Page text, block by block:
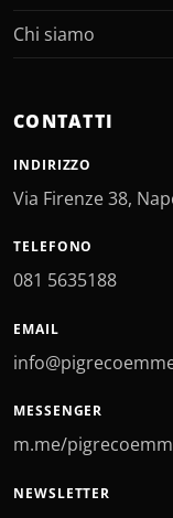
Chi siamo
CONTATTI
INDIRIZZO
Via Firenze 38,
TELEFONO
081 5635188
EMAIL
MESSENGER
m.me/
NEWSLETTER